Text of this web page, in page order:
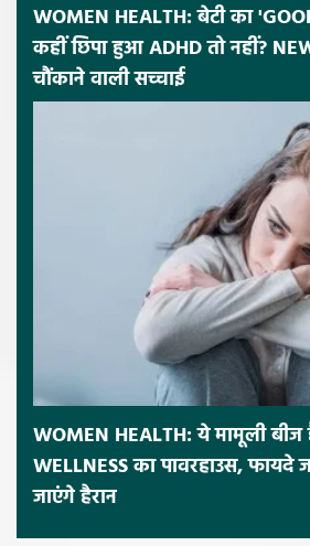
WOMEN HEALTH: बेटी का
कहीं छिपा हुआ ADHD तो नहीं?
चौंकाने वाली सच्चाई
WOMEN HEALTH: ये मामूली
WELLNESS का पावरहाउस, फायदे
जाएंगे हैरान